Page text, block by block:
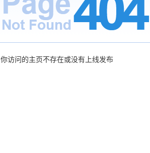
你访问的主页不存在或没有上线发布